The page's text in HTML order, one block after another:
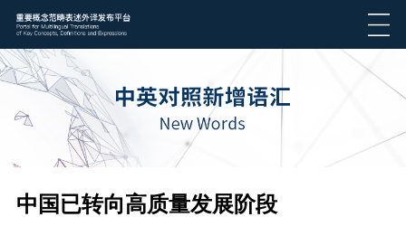
​中国已转向高质量发展阶段